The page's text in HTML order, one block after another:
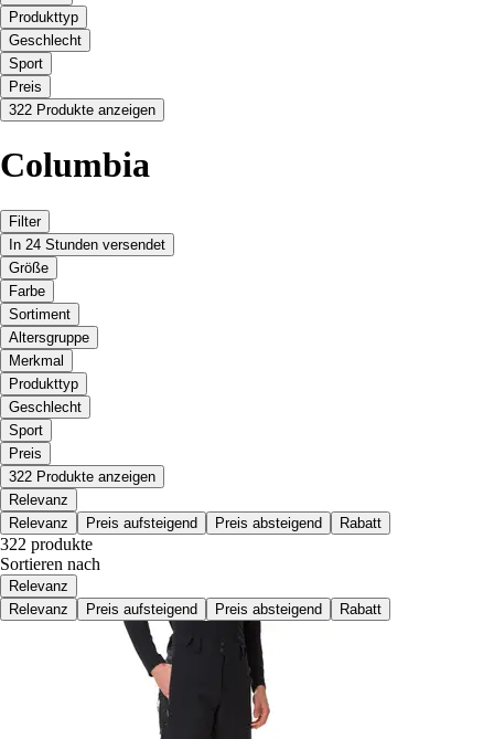
Produkttyp
Geschlecht
Sport
Preis
322 Produkte anzeigen
Columbia
Filter
In 24 Stunden versendet
Größe
Farbe
Sortiment
Altersgruppe
Merkmal
Produkttyp
Geschlecht
Sport
Preis
322 Produkte anzeigen
Relevanz
Relevanz
Preis aufsteigend Preis absteigend Rabatt
322 produkte
Sortieren nach
Relevanz
Relevanz
Preis aufsteigend Preis absteigend Rabatt